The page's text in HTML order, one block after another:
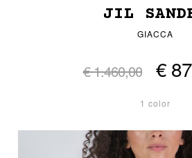
JIL
GIACCA
€ 1.460,00 €
1 color